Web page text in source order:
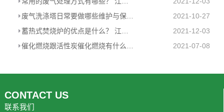
2021-10-27
2021-12-03
2021-07-08
CONTACT US
联系我们